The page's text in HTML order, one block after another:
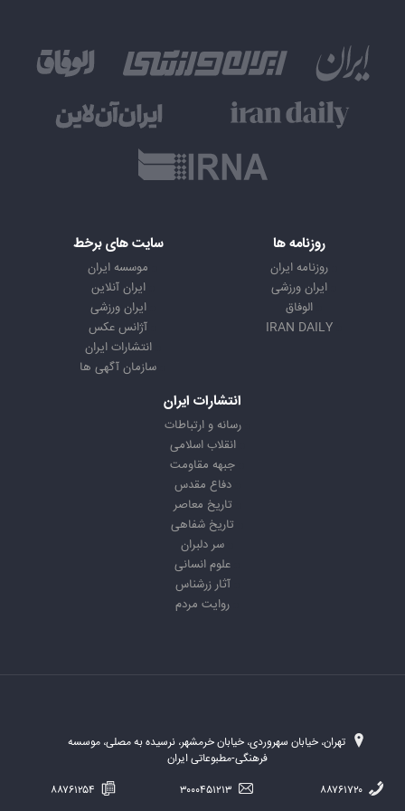
روزنامه ها
روزنامه ایران
ایران ورزشی
الوفاق
IRAN DAILY
سایت های برخط
موسسه ایران
ایران آنلاین
ایران ورزشی
آژانس عکس
انتشارات ایران
سازمان آگهی ها
انتشارات ایران
رسانه و ارتباطات
انقلاب اسلامی
جبهه مقاومت
دفاع مقدس
تاریخ معاصر
تاریخ شفاهی
سر دلبران
علوم انسانی
آثار زرشناس
روایت مردم
تهران، خیابان سهروردی، خیابان خرمشهر، نرسیده به مصلی، موسسه
فرهنگی-مطبوعاتی ایران